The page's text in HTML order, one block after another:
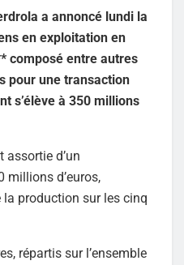
a annoncé lundi la
en exploitation en
composé entre autres
pour une transaction
s’élève à 350 millions
assortie d’un
millions d’euros,
production sur les cinq
répartis sur l’ensemble